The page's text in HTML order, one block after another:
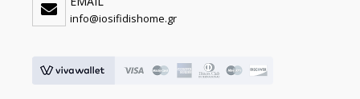
info@iosifidishome.gr